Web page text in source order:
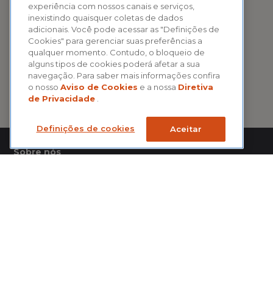
Sobre nós
experiência com nossos canais e serviços,
inexistindo quaisquer coletas de dados
adicionais. Você pode acessar as "Definições de
Cookies" para gerenciar suas preferências a
qualquer momento. Contudo, o bloqueio de
alguns tipos de cookies poderá afetar a sua
navegação. Para saber mais informações confira
o nosso Aviso de Cookies e a nossa Diretiva
de Privacidade
Definições de cookies Aceitar